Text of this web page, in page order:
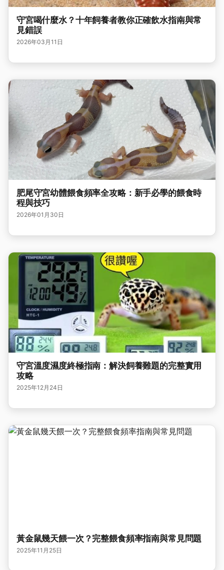
守宮喝什麼水？十年飼養者教你正確飲水指南與常
見錯誤
2026年03月11日
肥尾守宮幼體餵食頻率全攻略：新手必學的餵食時
程與技巧
2026年01月30日
守宮溫度濕度終極指南：解決飼養難題的完整實用
攻略
2025年12月24日
黃金鼠幾天餵一次？完整餵食頻率指南與常見問題
2025年11月25日